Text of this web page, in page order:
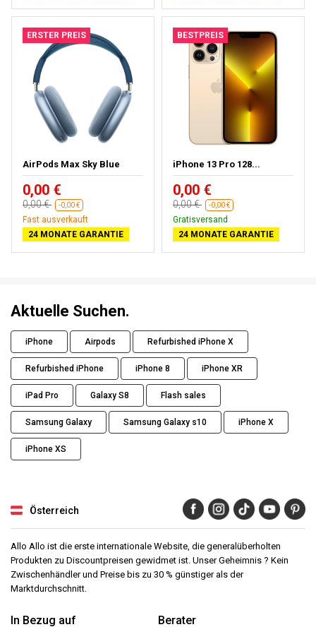
ERSTER PREIS
AirPods Max Sky Blue
0,00 €
0,00 € -0,00 €
Fast ausverkauft
24 MONATE GARANTIE
BESTPREIS
iPhone 13 Pro 128...
0,00 €
0,00 € -0,00 €
Gratisversand
24 MONATE GARANTIE
Aktuelle Suchen.
iPhone Airpods Refurbished iPhone X
Refurbished iPhone iPhone 8 iPhone XR
iPad Pro Galaxy S8 Flash sales
Samsung Galaxy Samsung Galaxy s10 iPhone X
iPhone XS
Österreich
Allo Allo ist die erste internationale Website, die generalüberholten
Produkten zu Discountpreisen gewidmet ist. Unser Geheimnis ? Kein
Zwischenhändler und Preise bis zu 30 % günstiger als der
Marktdurchschnitt.
In Bezug auf Berater